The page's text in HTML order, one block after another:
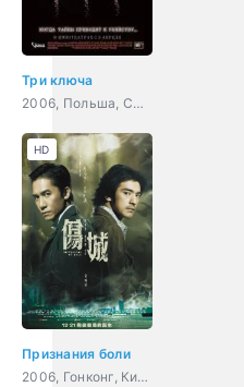
Три ключа
2006, Польша, США, Великобритания, ужасы, триллер, детектив
Признания боли
2006, Гонконг, Китай, Япония, триллер, драма, криминал
HD